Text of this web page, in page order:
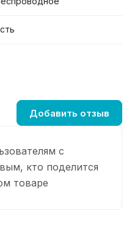
с
кто поделится
товаре
Добавить отзыв